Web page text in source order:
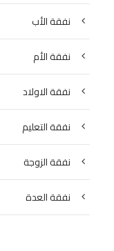
نفقة الأب
نفقة الأم
نفقة الاولاد
نفقة التعليم
نفقة الزوجة
نفقة العدة